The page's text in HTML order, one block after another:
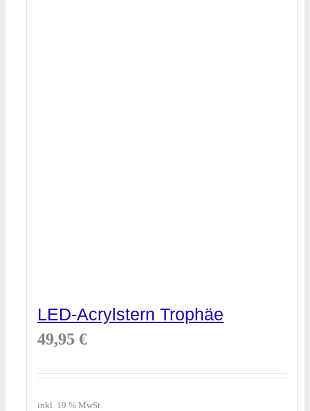
LED-Acrylstern Trophäe
49,95 €
inkl. 19 % MwSt.